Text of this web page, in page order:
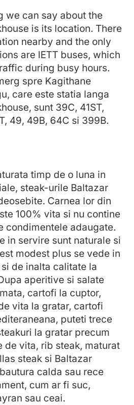
we can say about the
is its location. There
nearby and the only
are IETT buses, which
during busy hours.
spre Kagithane
care este statia langa
sunt 39C, 41ST,
49, 49B, 64C si 399B.
timp de o luna in
steak-urile Baltazar
Carnea lor din
100% vita si nu contine
condimentele adaugate.
in servire sunt naturale si
modest plus se vede in
de inalta calitate la
aperitive si salate
cartofi la cuptor,
vita la gratar, cartofi
puteti trece
la gratar precum
de vita, rib steak, maturat
steak si Baltazar
calda sau rece
cum ar fi suc,
sau ceai.